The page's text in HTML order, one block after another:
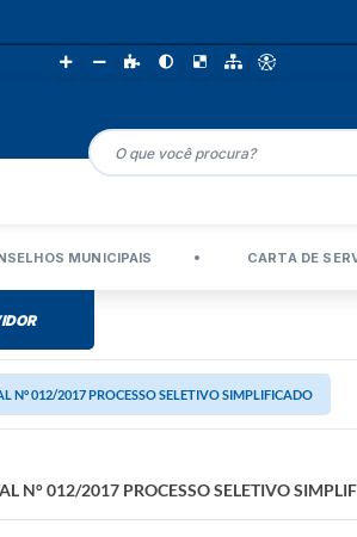
MUNICIPAIS CARTA DE
N° 012/2017 PROCESSO SELETIVO SIMPLIFICADO
N° 012/2017 PROCESSO SELETIVO